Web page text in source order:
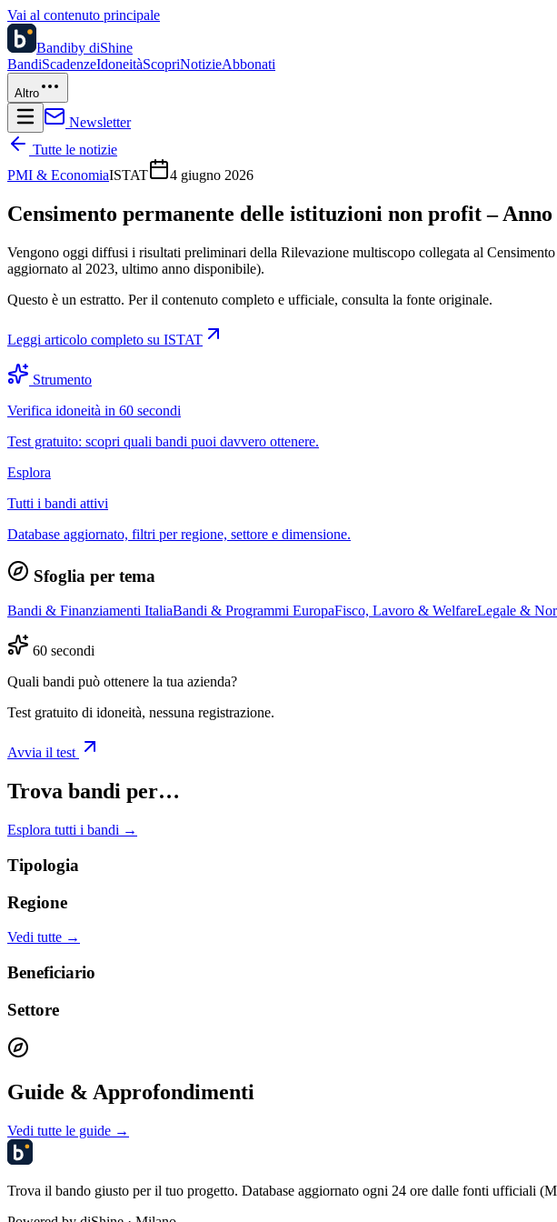
Vai al contenuto principale
Bandiby diShine
BandiScadenzeIdoneitàScopriNotizieAbbonati
Altro
Newsletter
Tutte le notizie
PMI & EconomiaISTAT 4 giugno 2026
Censimento permanente delle istituzioni non profit – Anno
Vengono oggi diffusi i risultati preliminari della Rilevazione multiscopo collegata al
aggiornato al 2023, ultimo anno disponibile).
Questo è un estratto. Per il contenuto completo e ufficiale, consulta la fonte originale.
Leggi articolo completo su ISTAT
Strumento
Verifica idoneità in 60 secondi
Test gratuito: scopri quali bandi puoi davvero ottenere.
Esplora
Tutti i bandi attivi
Database aggiornato, filtri per regione, settore e dimensione.
Sfoglia per tema
Bandi & Finanziamenti ItaliaBandi & Programmi EuropaFisco, Lavoro & WelfareLegale &
60 secondi
Quali bandi può ottenere la tua azienda?
Test gratuito di idoneità, nessuna registrazione.
Avvia il test
Trova bandi per…
Esplora tutti i bandi →
Tipologia
Regione
Vedi tutte →
Beneficiario
Settore
Guide & Approfondimenti
Vedi tutte le guide →
Trova il bando giusto per il tuo progetto. Database aggiornato ogni 24 ore dalle fonti ufficiali